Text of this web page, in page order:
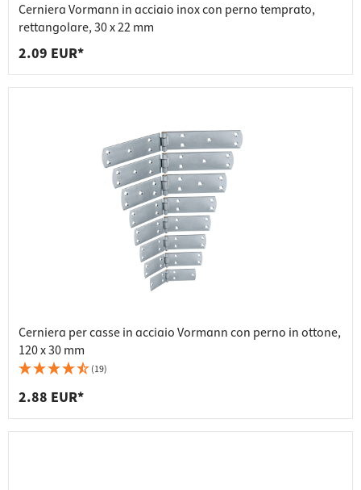
Cerniera Vormann in acciaio inox con perno temprato,
rettangolare, 30 x 22 mm
2.09 EUR*
Cerniera per casse in acciaio Vormann con perno in ottone,
120 x 30 mm
(19)
2.88 EUR*